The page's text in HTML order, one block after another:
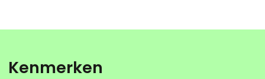
Kenmerken